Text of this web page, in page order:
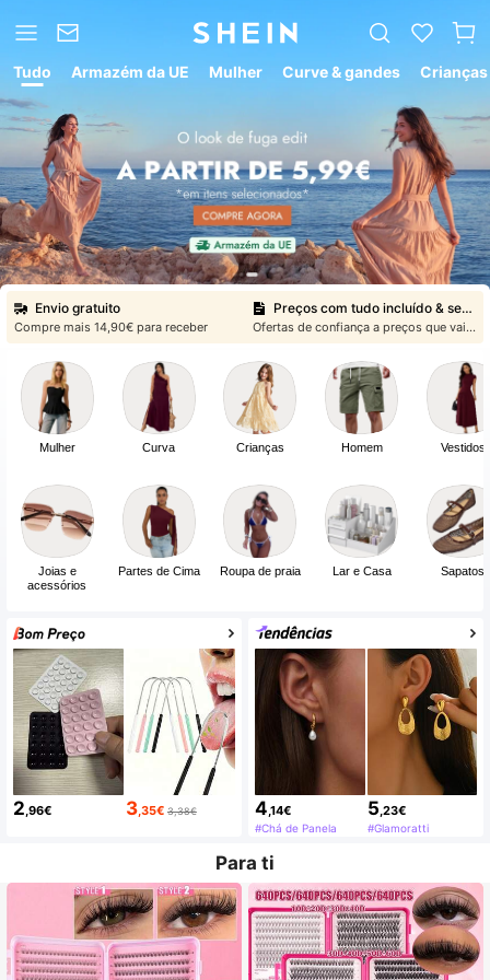
Tudo Armazém da UE Mulher Curve & gandes Crianças
#SHEINBackToSchool
ECONOMIZE EM MAIS DE 1
MILHÃO DE PRODUTOS
MAIS VENDIDOS
POUPE AGORA 5,00€ 20,72€
Envio gratuito
Compre mais ⁦14,90€⁩ para receber
Direito de resolução/devoluções
Veja mais
Preços com tudo incluído & sem surpresas
Ofertas de confiança a preços que vai adorar
Direito de resolução/devoluções
Veja mais
Ofertas de confiança a preços que vai adorar
Mulher
Joias e
acessórios
Curva
Partes de Cima
Crianças
Roupa de praia
Homem
Lar e Casa
Vestidos
Sapatos
2,96€ 3,35€ 3,38€ 4,14€
#Chá de Panela
5,23€
#Glamoratti
Para ti